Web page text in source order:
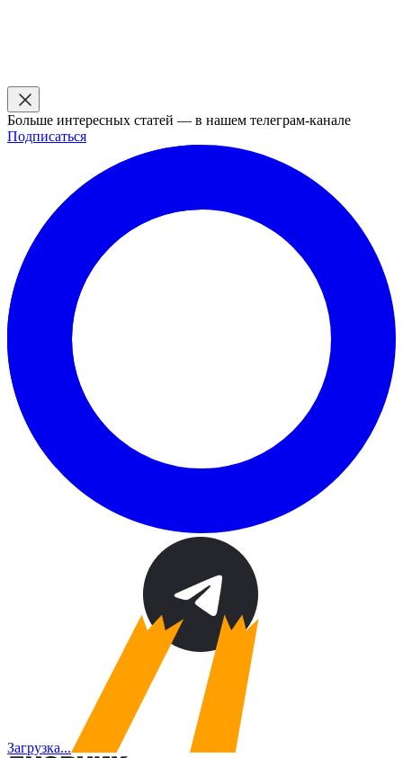
Больше интересных статей — в нашем телеграм-канале
Подписаться
Загрузка...